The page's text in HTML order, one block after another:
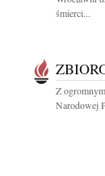
śmierci...
Z
Narodowej